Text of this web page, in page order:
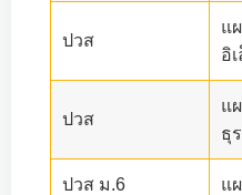
ปวส
แ
อิ
ปวส
แ
ธุ
ปวส ม.6 แ